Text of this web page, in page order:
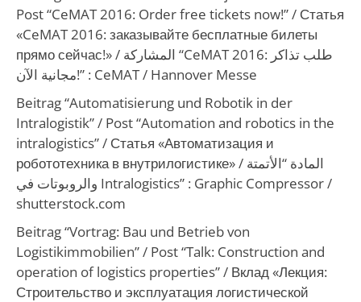
Post “CeMAT 2016: Order free tickets now!” / Статья
«CeMAT 2016: заказывайте бесплатные билеты
прямо сейчас!» / المشاركة “CeMAT 2016: طلب تذاكر
مجانية الآن!” : CeMAT / Hannover Messe
Beitrag “Automatisierung und Robotik in der
Intralogistik” / Post “Automation and robotics in the
intralogistics” / Статья «Автоматизация и
робототехника в внутрилогистике»/ المادة “الأتمتة
والروبوتات في Intralogistics” : Graphic Compressor /
shutterstock.com
Beitrag “Vortrag: Bau und Betrieb von
Logistikimmobilien” / Post “Talk: Construction and
operation of logistics properties” / Вклад «Лекция:
Строительство и эксплуатация логистической